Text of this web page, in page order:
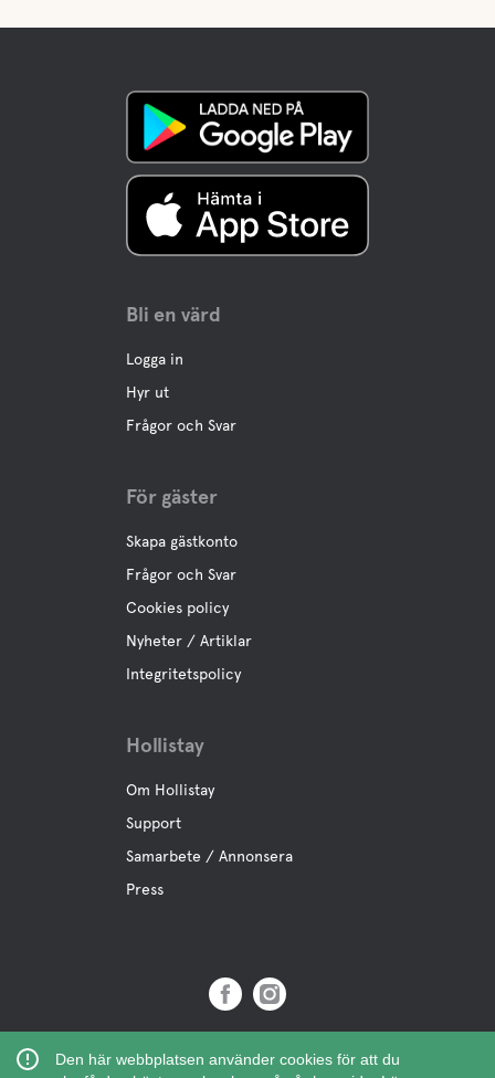
Den här webbplatsen använder cookies för att du
Bli en värd
Logga in
Hyr ut
Frågor och Svar
För gäster
Skapa gästkonto
Frågor och Svar
Cookies policy
Nyheter / Artiklar
Integritetspolicy
Hollistay
Om Hollistay
Support
Samarbete / Annonsera
Press
Org.Nr: 559121-9463